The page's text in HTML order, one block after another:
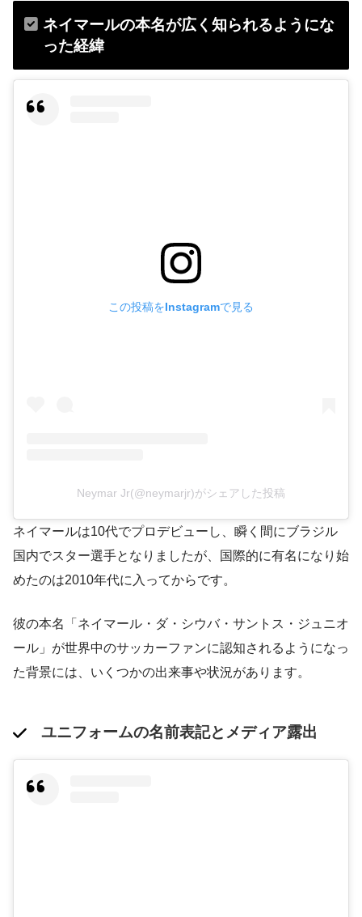
ネイマールの本名が広く知られるようにな
った経緯
この投稿をInstagramで見る
Neymar Jr(@neymarjr)がシェアした投稿
ネイマールは10代でプロデビューし、瞬く間にブラジル
国内でスター選手となりましたが、国際的に有名になり始
めたのは2010年代に入ってからです。
彼の本名「ネイマール・ダ・シウバ・サントス・ジュニオ
ール」が世界中のサッカーファンに認知されるようになっ
た背景には、いくつかの出来事や状況があります。
ユニフォームの名前表記とメディア露出